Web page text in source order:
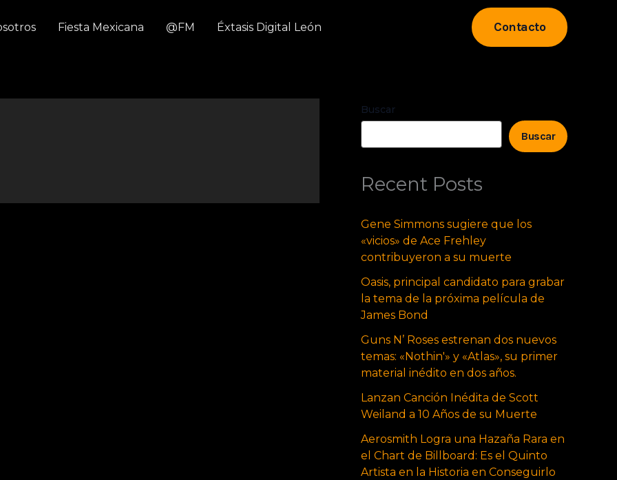
Fiesta Mexicana @FM Éxtasis Digital León Contacto
Buscar
Buscar
Recent Posts
Gene Simmons sugiere que los
«vicios» de Ace Frehley
contribuyeron a su muerte
Oasis, principal candidato para grabar
la tema de la próxima película de
James Bond
Guns N’ Roses estrenan dos nuevos
temas: «Nothin'» y «Atlas», su primer
material inédito en dos años.
Lanzan Canción Inédita de Scott
Weiland a 10 Años de su Muerte
Aerosmith Logra una Hazaña Rara en
el Chart de Billboard: Es el Quinto
Artista en la Historia en Conseguirlo